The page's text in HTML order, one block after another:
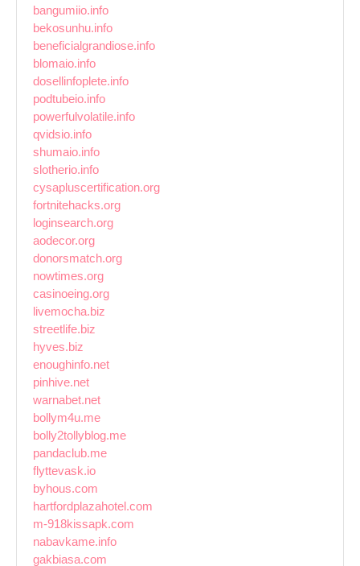
bangumiio.info
bekosunhu.info
beneficialgrandiose.info
blomaio.info
dosellinfoplete.info
podtubeio.info
powerfulvolatile.info
qvidsio.info
shumaio.info
slotherio.info
cysapluscertification.org
fortnitehacks.org
loginsearch.org
aodecor.org
donorsmatch.org
nowtimes.org
casinoeing.org
livemocha.biz
streetlife.biz
hyves.biz
enoughinfo.net
pinhive.net
warnabet.net
bollym4u.me
bolly2tollyblog.me
pandaclub.me
flyttevask.io
byhous.com
hartfordplazahotel.com
m-918kissapk.com
nabavkame.info
gakbiasa.com